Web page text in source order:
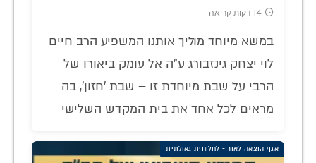
14 דקות קריאה
במשא מיוחד מוליך אותנו המשפיע הרב חיים
לוי יצחק גינזבורג ע"ה אל עומק ביאורו של
הרבי על שבת מיוחדת זו – שבת 'חזון', בה
מראים לכל אחד את בית המקדש השלישי
אגף הוצאה לאור - לחלוחית גאולתית